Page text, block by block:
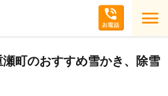
町のおすすめ雪かき、除雪